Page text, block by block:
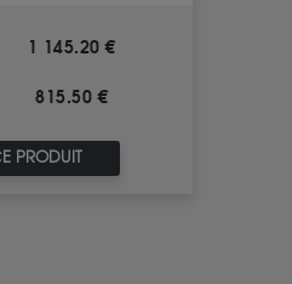
1 145.20 €
815.50 €
PRODUIT